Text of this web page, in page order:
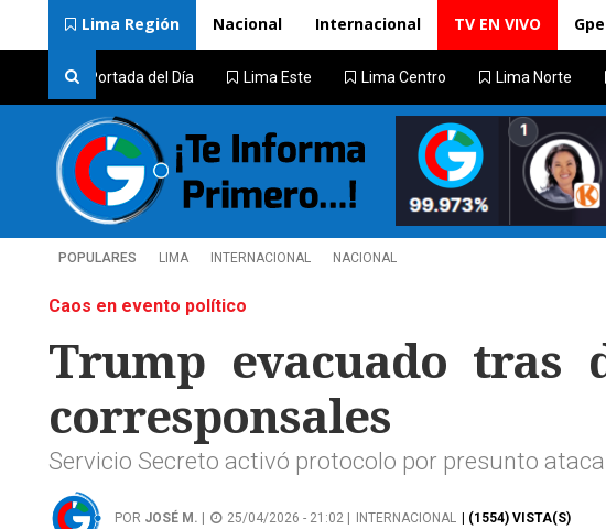
Lima Región Nacional Internacional TV EN VIVO
Portada del Día Lima Este Lima Centro Lima Norte
POPULARES LIMA INTERNACIONAL NACIONAL
Caos en evento político
Trump evacuado tras
corresponsales
Servicio Secreto activó protocolo por presunto
POR JOSÉ M. 25/04/2026 - 21:02 | INTERNACIONAL | (1554) VISTA(S)